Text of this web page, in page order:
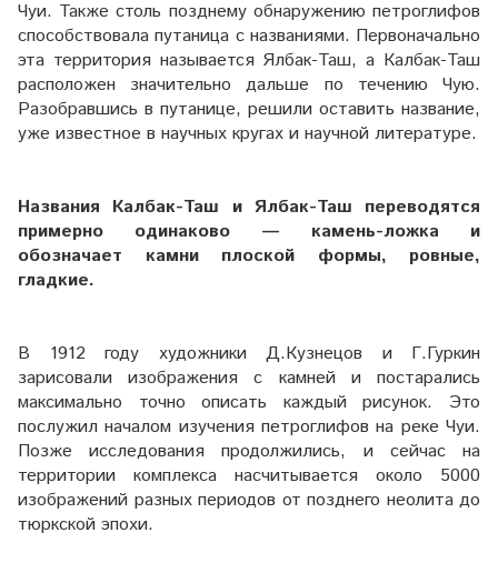
Чуи. Также столь позднему обнаружению петроглифов
способствовала путаница с названиями. Первоначально
эта территория называется Ялбак-Таш, а Калбак-Таш
расположен значительно дальше по течению Чую.
Разобравшись в путанице, решили оставить название,
уже известное в научных кругах и научной литературе.
Названия Калбак-Таш и Ялбак-Таш переводятся
примерно одинаково — камень-ложка и
обозначает камни плоской формы, ровные,
гладкие.
В 1912 году художники Д.Кузнецов и Г.Гуркин
зарисовали изображения с камней и постарались
максимально точно описать каждый рисунок. Это
послужил началом изучения петроглифов на реке Чуи.
Позже исследования продолжились, и сейчас на
территории комплекса насчитывается около 5000
изображений разных периодов от позднего неолита до
тюркской эпохи.